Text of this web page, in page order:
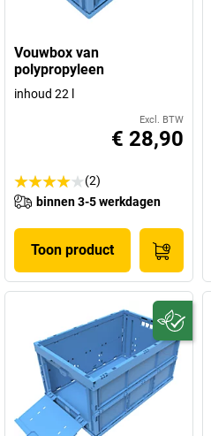
Vouwbox van
polypropyleen
inhoud 22 l
Excl. BTW
€ 28,90
(2)
binnen 3-5 werkdagen
Toon product